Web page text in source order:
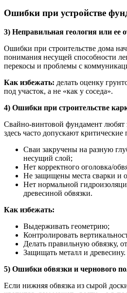
Ошибки при устройстве
3) Неправильная геология или ее
Ошибки при строительстве дома
понимания несущей способности
перекосы и проблемы с
Как избежать: делать оценку
под участок, а не «как у соседа».
4) Ошибки при строительстве
Свайно-винтовой фундамент любят
здесь часто допускают критические
Сваи закручены на разную
несущий слой;
Нет корректного оголовка/
Не защищены места сварки и
Нет нормальной
древесиной обвязки.
Как избежать:
Выдерживать геометрию;
Контролировать
Делать правильную обвязку,
Защищать металл и древесину.
5) Ошибки обвязки и чернового
Если нижняя обвязка из сырой